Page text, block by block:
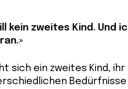
kein zweites Kind. Und
sich ein zweites Kind, ihr